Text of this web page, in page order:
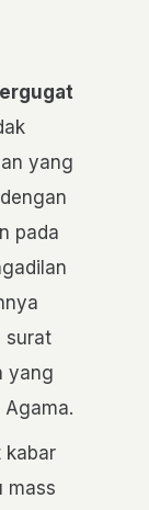
yang
pada
surat
yang
kabar
mass